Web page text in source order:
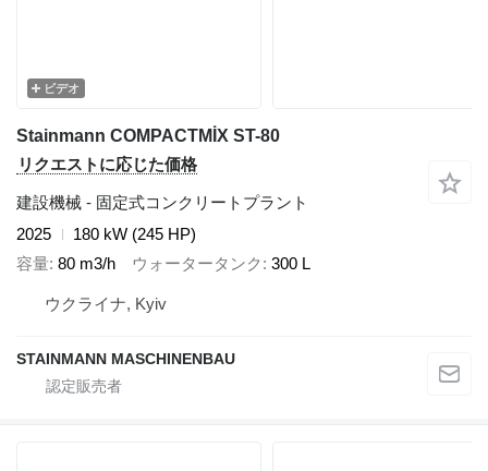
ビデオ
Stainmann COMPACTMİX ST-80
リクエストに応じた価格
建設機械 - 固定式コンクリートプラント
2025
180 kW (245 HP)
容量 80 m3/h ウォータータンク 300 L
ウクライナ, Kyiv
STAINMANN MASCHINENBAU